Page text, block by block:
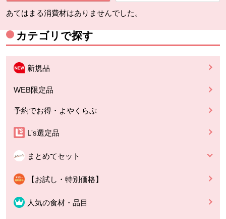
あてはまる消費材はありませんでした。
カテゴリで探す
新規品
WEB限定品
予約でお得・よやくらぶ
L's選定品
まとめてセット
【お試し・特別価格】
人気の食材・品目